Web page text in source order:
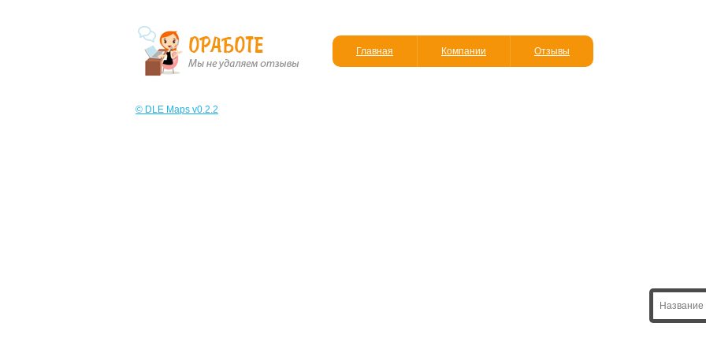
Главная Компании Отзывы
© DLE Maps v0.2.2